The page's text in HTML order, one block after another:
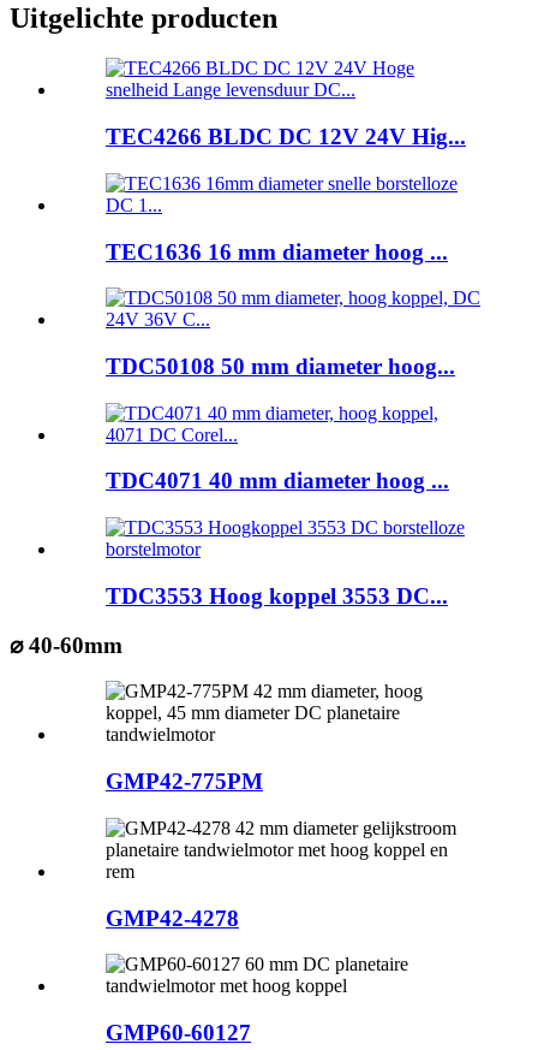
Uitgelichte producten
TEC4266 BLDC DC 12V 24V Hig...
TEC1636 16 mm diameter hoog ...
TDC50108 50 mm diameter hoog...
TDC4071 40 mm diameter hoog ...
TDC3553 Hoog koppel 3553 DC...
⌀ 40-60mm
GMP42-775PM
GMP42-4278
GMP60-60127